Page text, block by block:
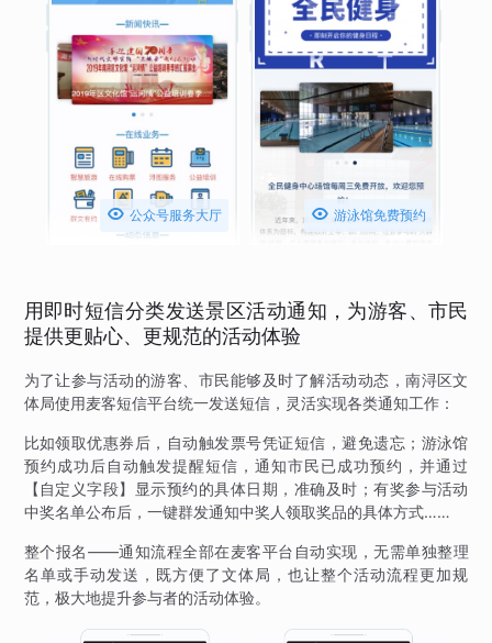
 公众号服务大厅  游泳馆免费预约
用即时短信分类发送景区活动通知，为游客、市民
提供更贴心、更规范的活动体验
为了让参与活动的游客、市民能够及时了解活动动态，南浔区文
体局使用麦客短信平台统一发送短信，灵活实现各类通知工作：
比如领取优惠券后，自动触发票号凭证短信，避免遗忘；游泳馆
预约成功后自动触发提醒短信，通知市民已成功预约，并通过
【自定义字段】显示预约的具体日期，准确及时；有奖参与活动
中奖名单公布后，一键群发通知中奖人领取奖品的具体方式……
整个报名——通知流程全部在麦客平台自动实现，无需单独整理
名单或手动发送，既方便了文体局，也让整个活动流程更加规
范，极大地提升参与者的活动体验。